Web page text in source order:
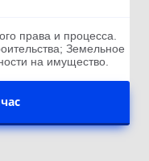
права и процесса.
Земельное
на имущество.